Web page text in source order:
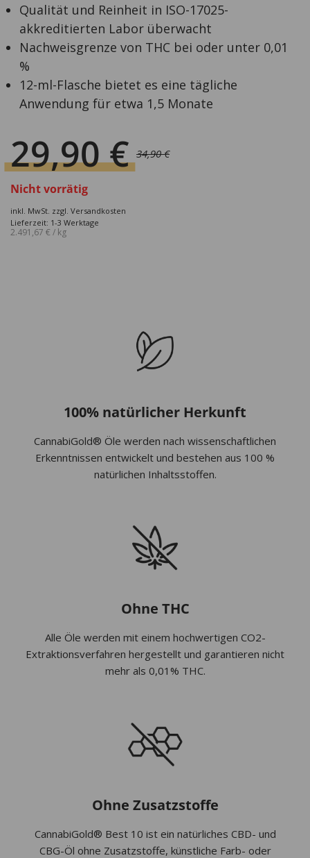
Qualität und Reinheit in ISO-17025-
akkreditierten Labor überwacht
Nachweisgrenze von THC bei oder unter 0,01
%
12-ml-Flasche bietet es eine tägliche
Anwendung für etwa 1,5 Monate
34,90€
Ursprünglicher
Preis
war:
34,90 €
29,90€
Aktueller
Preis
ist:
29,90 €.
Nicht vorrätig
inkl. MwSt. zzgl. Versandkosten
Lieferzeit: 1-3 Werktage
2.491,67 € / kg
100% natürlicher Herkunft
CannabiGold® Öle werden nach wissenschaftlichen
Erkenntnissen entwickelt und bestehen aus 100 %
natürlichen Inhaltsstoffen.
Ohne THC
Alle Öle werden mit einem hochwertigen CO2-
Extraktionsverfahren hergestellt und garantieren nicht
mehr als 0,01% THC.
Ohne Zusatzstoffe
CannabiGold® Best 10 ist ein natürliches CBD- und
CBG-Öl ohne Zusatzstoffe, künstliche Farb- oder